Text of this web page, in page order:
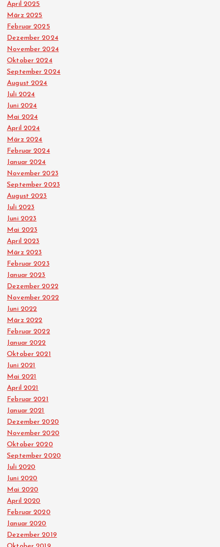
April 2025
März 2025
Februar 2025
Dezember 2024
November 2024
Oktober 2024
September 2024
August 2024
Juli 2024
Juni 2024
Mai 2024
April 2024
März 2024
Februar 2024
Januar 2024
November 2023
September 2023
August 2023
Juli 2023
Juni 2023
Mai 2023
April 2023
März 2023
Februar 2023
Januar 2023
Dezember 2022
November 2022
Juni 2022
März 2022
Februar 2022
Januar 2022
Oktober 2021
Juni 2021
Mai 2021
April 2021
Februar 2021
Januar 2021
Dezember 2020
November 2020
Oktober 2020
September 2020
Juli 2020
Juni 2020
Mai 2020
April 2020
Februar 2020
Januar 2020
Dezember 2019